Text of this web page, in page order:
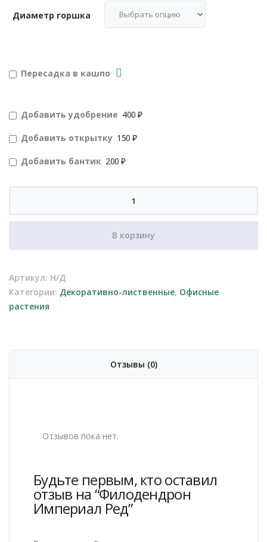
Диаметр горшка
Пересадка в кашпо
Добавить удобрение 400 ₽
Добавить открытку 150 ₽
Добавить бантик 200 ₽
Филодендрон
Ред
В корзину
Артикул: Н/Д
Категории: Декоративно-лиственные, Офисные
растения
Отзывы (0)
Отзывов пока нет.
Будьте первым, кто оставил
отзыв на “Филодендрон
Империал Ред”